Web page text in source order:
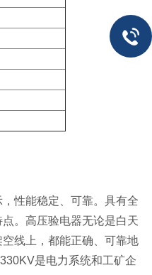
性能稳定、可靠。具有全
。高压验电器无论是白天
线上，都能正确、可靠地
是电力系统和工矿企